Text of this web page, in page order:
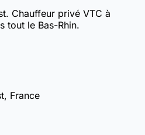
Chauffeur privé VTC à
tout le Bas-Rhin.
France